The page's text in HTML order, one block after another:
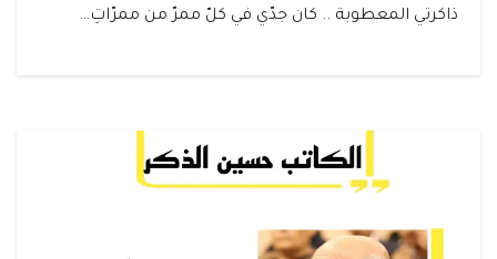
ذاكرتي المعطوبة .. كان جدّي في كلّ ممرّ من ممرّاتِ…